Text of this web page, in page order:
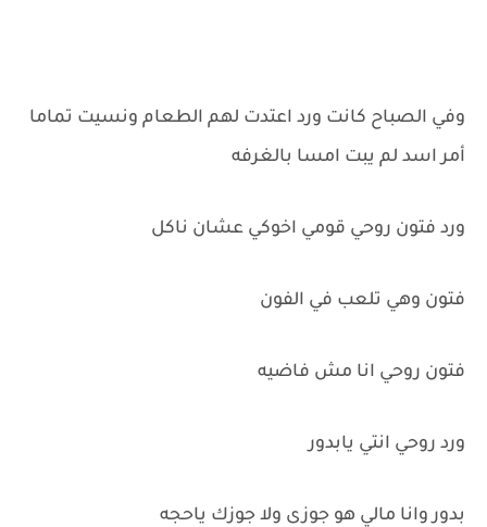
وفي الصباح كانت ورد اعتدت لهم الطعام ونسيت تماما
أمر اسد لم يبت امسا بالغرفه
ورد فتون روحي قومي اخوكي عشان ناكل
فتون وهي تلعب في الفون
فتون روحي انا مش فاضيه
ورد روحي انتي يابدور
بدور وانا مالي هو جوزى ولا جوزك ياحجه